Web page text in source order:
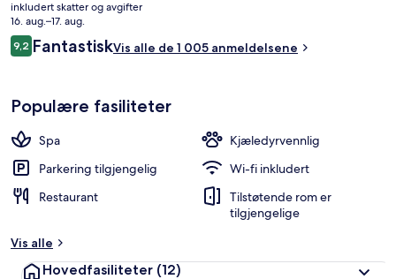
bare 2 minutter å gå til Rödingsmarkt U-Bahn-stasjon.
prisen
er
1 925 kr
inkludert skatter og avgifter
16. aug.–17. aug.
Anmeldelser
9,29,2 av 10 –
FantastiskVis alle de 1 005 anmeldelsene
Populære fasiliteter
Spa
Kjæledyrvennlig
Parkering tilgjengelig
Wi-fi inkludert
Restaurant
Tilstøtende rom er
tilgjengelige
Vis alle
Hovedfasiliteter (12)